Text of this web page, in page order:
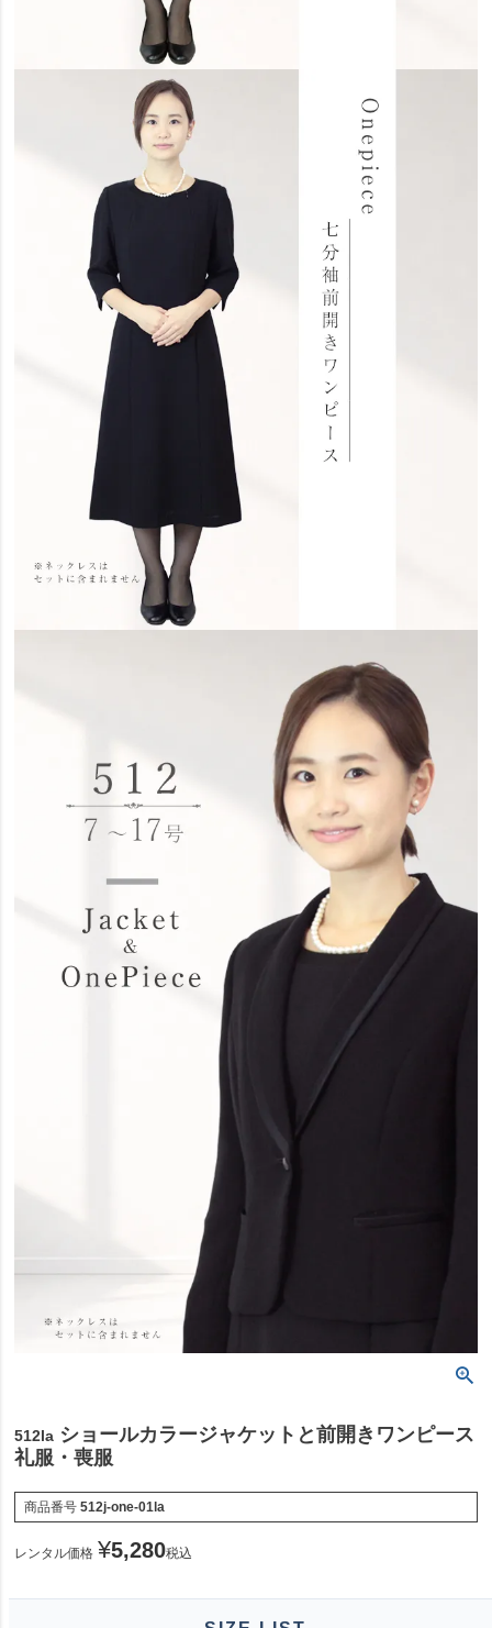
512la ショールカラージャケットと前開きワンピース
礼服・喪服
商品番号 512j-one-01la
レンタル価格 ¥5,280税込